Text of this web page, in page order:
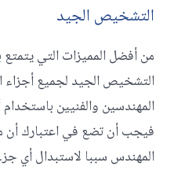
التشخيص الجيد
من أفضل المميزات التي
التشخيص الجيد لجميع أجزاء
المهندسين والفنيين
فيجب أن تضع في اعتبارك أن
المهندس سببا لاستبدال أي